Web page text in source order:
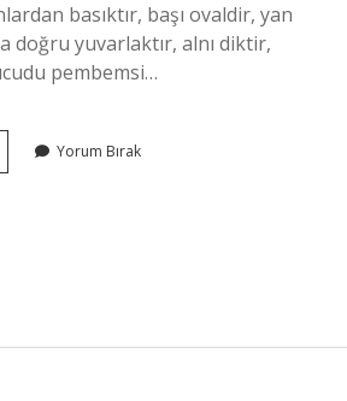
basıktır, başı ovaldir, yan
doğru yuvarlaktır, alnı diktir,
pembemsi…
Yorum Bırak